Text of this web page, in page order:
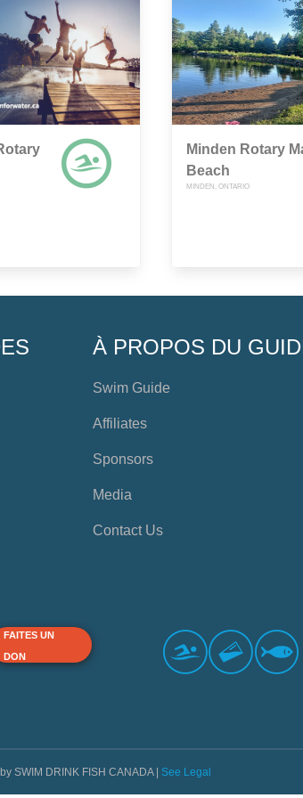
Minden Rotary
Beach
MINDEN, ONTARIO
À PROPOS DU
Swim Guide
Affiliates
Sponsors
Media
Contact Us
FAITES UN
DON
SWIM DRINK FISH CANADA | See Legal